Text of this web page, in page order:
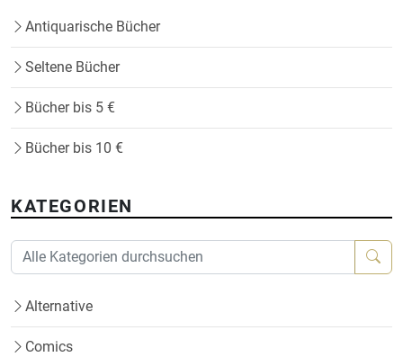
Antiquarische Bücher
Seltene Bücher
Bücher bis 5 €
Bücher bis 10 €
KATEGORIEN
Alternative
Comics